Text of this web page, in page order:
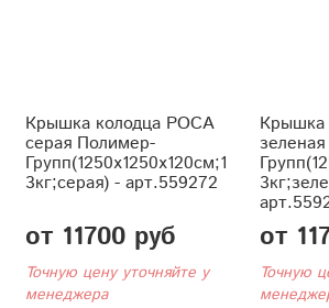
Крышка колодца РОСА
серая Полимер-
Групп(1250x1250x120см;1
3кг;серая) - арт.559272
от 11700 руб
Точную цену уточняйте у
менеджера
от
Точную